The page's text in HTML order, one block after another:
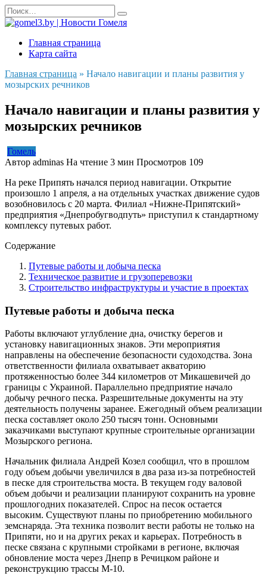
Перейти
к
содержанию
Search
for:
Главная страница
Карта сайта
Главная страница » Начало навигации и планы развития у
мозырских речников
Начало навигации и планы развития у
мозырских речников
Гомель
Автор adminas На чтение 3 мин Просмотров 109
На реке Припять начался период навигации. Открытие
произошло 1 апреля, а на отдельных участках движение судов
возобновилось с 20 марта. Филиал «Нижне-Припятский»
предприятия «Днепробугводпуть» приступил к стандартному
комплексу путевых работ.
Содержание
Путевые работы и добыча песка
Техническое развитие и грузоперевозки
Строительство инфраструктуры и участие в проектах
Путевые работы и добыча песка
Работы включают углубление дна, очистку берегов и
установку навигационных знаков. Эти мероприятия
направлены на обеспечение безопасности судоходства. Зона
ответственности филиала охватывает акваторию
протяженностью более 344 километров от Микашевичей до
границы с Украиной. Параллельно предприятие начало
добычу речного песка. Разрешительные документы на эту
деятельность получены заранее. Ежегодный объем реализации
песка составляет около 250 тысяч тонн. Основными
заказчиками выступают крупные строительные организации
Мозырского региона.
Начальник филиала Андрей Козел сообщил, что в прошлом
году объем добычи увеличился в два раза из-за потребностей
в песке для строительства моста. В текущем году валовой
объем добычи и реализации планируют сохранить на уровне
прошлогодних показателей. Спрос на песок остается
высоким. Существуют планы по приобретению мобильного
земснаряда. Эта техника позволит вести работы не только на
Припяти, но и на других реках и карьерах. Потребность в
песке связана с крупными стройками в регионе, включая
обновление моста через Днепр в Речицком районе и
реконструкцию трассы М-10.